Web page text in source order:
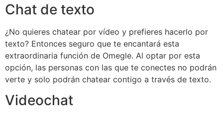
Chat de texto
¿No quieres chatear por vídeo y prefieres hacerlo por
texto? Entonces seguro que te encantará esta
extraordinaria función de Omegle. Al optar por esta
opción, las personas con las que te conectes no podrán
verte y solo podrán chatear contigo a través de texto.
Videochat